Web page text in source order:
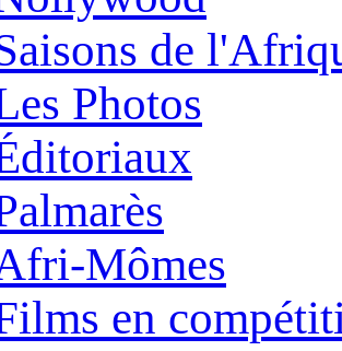
de
Photos
Mômes
en